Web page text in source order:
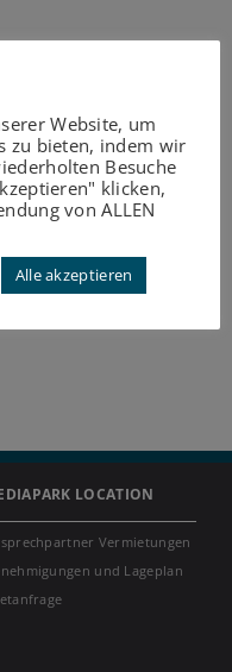
LOCATION
Vermietungen
und Lageplan
Website, um
zu bieten, indem wir
Besuche
klicken,
von ALLEN
Alle akzeptieren